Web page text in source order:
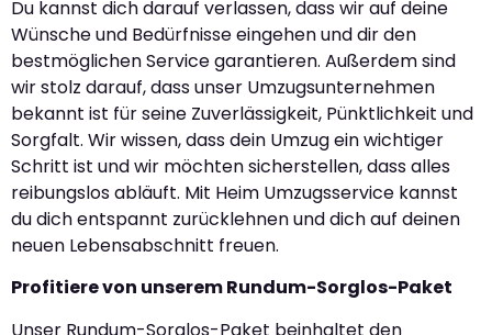
Du kannst dich darauf verlassen, dass wir auf deine
Wünsche und Bedürfnisse eingehen und dir den
bestmöglichen Service garantieren. Außerdem sind
wir stolz darauf, dass unser Umzugsunternehmen
bekannt ist für seine Zuverlässigkeit, Pünktlichkeit und
Sorgfalt. Wir wissen, dass dein Umzug ein wichtiger
Schritt ist und wir möchten sicherstellen, dass alles
reibungslos abläuft. Mit Heim Umzugsservice kannst
du dich entspannt zurücklehnen und dich auf deinen
neuen Lebensabschnitt freuen.
Profitiere von unserem Rundum-Sorglos-Paket
Unser Rundum-Sorglos-Paket beinhaltet den